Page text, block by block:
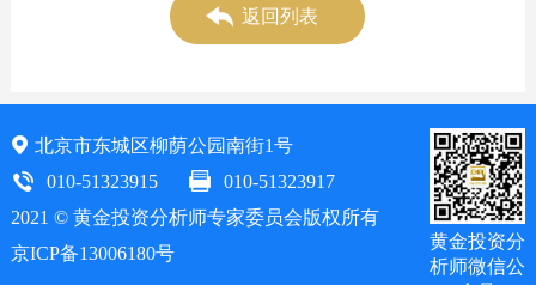
返回列表
北京市东城区柳荫公园南街1号
010-51323915
010-51323917
2021 © 黄金投资分析师专家委员会版权所有
京ICP备13006180号
黄金投资分
析师微信公